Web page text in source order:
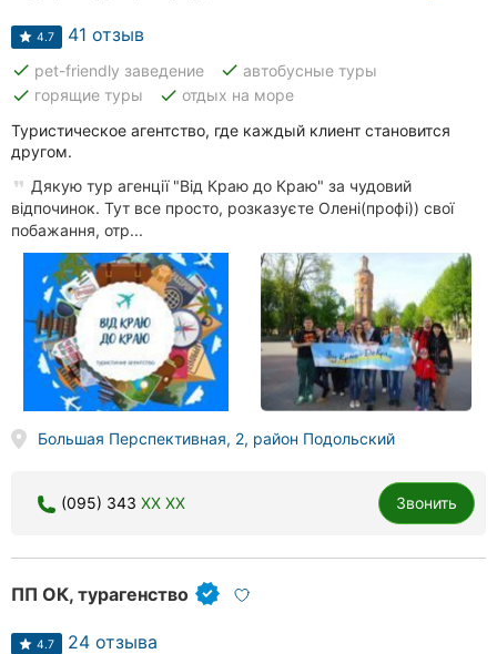
4.7 41 отзыв
done pet-friendly заведение done автобусные туры
done горящие туры done отдых на море
Туристическое агентство, где каждый клиент становится
другом.
Дякую тур агенції "Від Краю до Краю" за чудовий
відпочинок. Тут все просто, розказуєте Олені(профі)) свої
побажання, отр...
Большая Перспективная, 2, район Подольский
(095) 343 XX XX Звонить
ПП ОК, турагенство
4.7 24 отзыва